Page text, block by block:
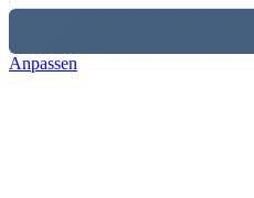
Anpassen